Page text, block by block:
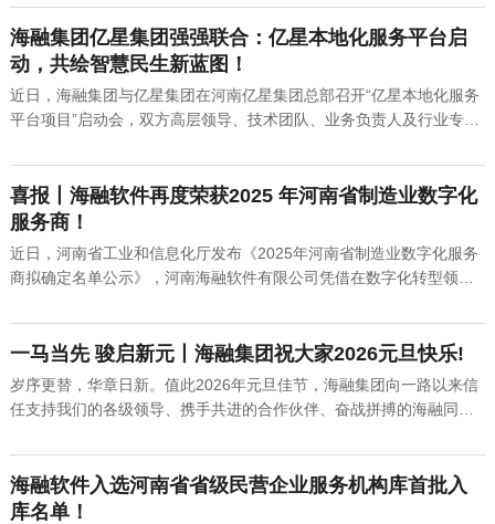
给品牌建设交流活动在商丘市隆重举办。本次活动以“供给焕新程·服务
跃新阶”为主题，聚焦生产性服务业、生活性服务业等领域，遴...
海融集团亿星集团强强联合：亿星本地化服务平台启
动，共绘智慧民生新蓝图！
近日，海融集团与亿星集团在河南亿星集团总部召开“亿星本地化服务
平台项目”启动会，双方高层领导、技术团队、业务负责人及行业专家
目战略背景、技术架构、合作模式及落地路径展开深度研讨。此次合
作，海融集团以“全栈技术+生态资源”为支撑，为项目实施...
喜报丨海融软件再度荣获2025 年河南省制造业数字化
服务商！
近日，河南省工业和信息化厅发布《2025年河南省制造业数字化服务
商拟确定名单公示》，河南海融软件有限公司凭借在数字化转型领域
成功入选这一省级重点荣誉企业名录。此次入选不仅是对海融软件综
合实力的权威认可，更标志着其在推动制造业高端化、智能化、绿
色...
一马当先 骏启新元丨海融集团祝大家2026元旦快乐!
岁序更替，华章日新。值此2026年元旦佳节，海融集团向一路以来信
任支持我们的各级领导、携手共进的合作伙伴、奋战拼搏的海融同仁
们以创新为笔，以奋斗为墨，在数字化浪潮中书写了属于海融的精彩
篇章。当2025年的最后一页轻轻落下，时光的河流带着我们缓缓驶
向...
海融软件入选河南省省级民营企业服务机构库首批入
库名单！